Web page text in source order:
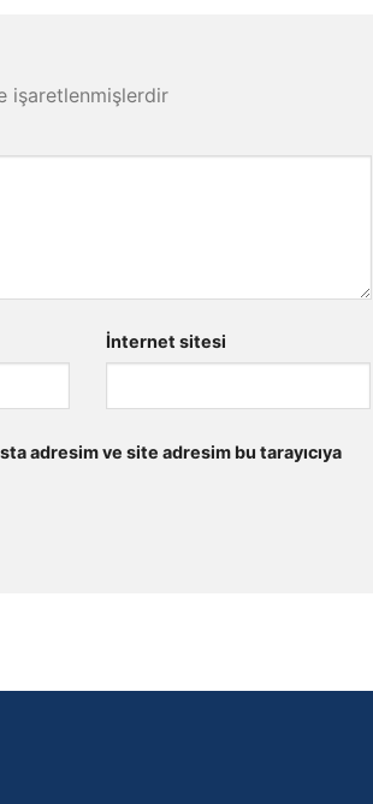
işaretlenmişlerdir
İnternet sitesi
adresim ve site adresim bu tarayıcıya